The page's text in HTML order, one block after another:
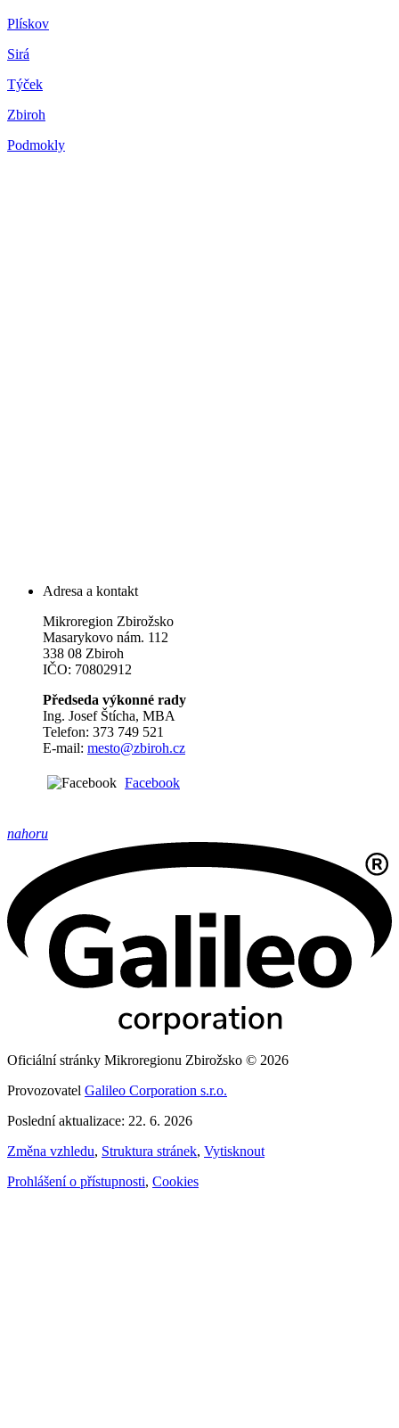
Plískov
Sirá
Týček
Zbiroh
Podmokly
Adresa a kontakt
Mikroregion Zbirožsko
Masarykovo nám. 112
338 08 Zbiroh
IČO: 70802912
Předseda výkonné rady
Ing. Josef Štícha, MBA
Telefon: 373 749 521
E-mail: mesto@zbiroh.cz
Facebook
nahoru
Oficiální stránky Mikroregionu Zbirožsko © 2026
Provozovatel Galileo Corporation s.r.o.
Poslední aktualizace: 22. 6. 2026
Změna vzhledu, Struktura stránek, Vytisknout
Prohlášení o přístupnosti, Cookies